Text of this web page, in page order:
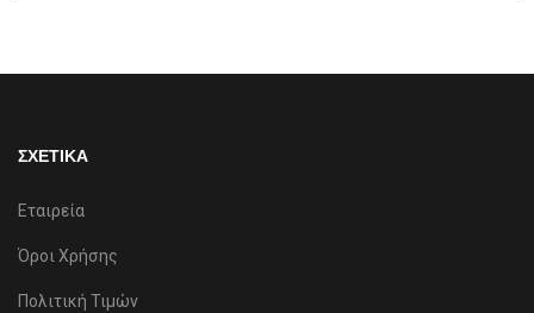
ΣΧΕΤΙΚΑ
Εταιρεία
Όροι Χρήσης
Πολιτική Τιμών